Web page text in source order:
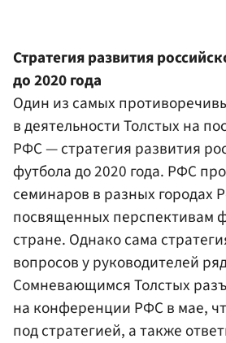
Стратегия развития
до 2020 года
Один из самых
в деятельности Толстых на
РФС — стратегия развития
футбола до 2020 года. РФС
семинаров в разных городах
посвященных перспективам
стране. Однако сама
вопросов у руководителей
Сомневающимся Толстых
на конференции РФС в мае,
под стратегией, а также